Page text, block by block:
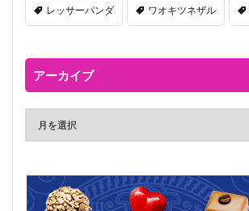
レッサーパンダ ワオキツネザル
アーカイブ